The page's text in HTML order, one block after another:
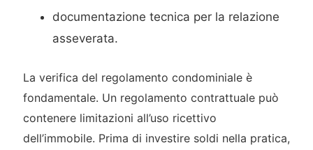
documentazione tecnica per la relazione
asseverata.
La verifica del regolamento condominiale è
fondamentale. Un regolamento contrattuale può
contenere limitazioni all’uso ricettivo
dell’immobile. Prima di investire soldi nella pratica,